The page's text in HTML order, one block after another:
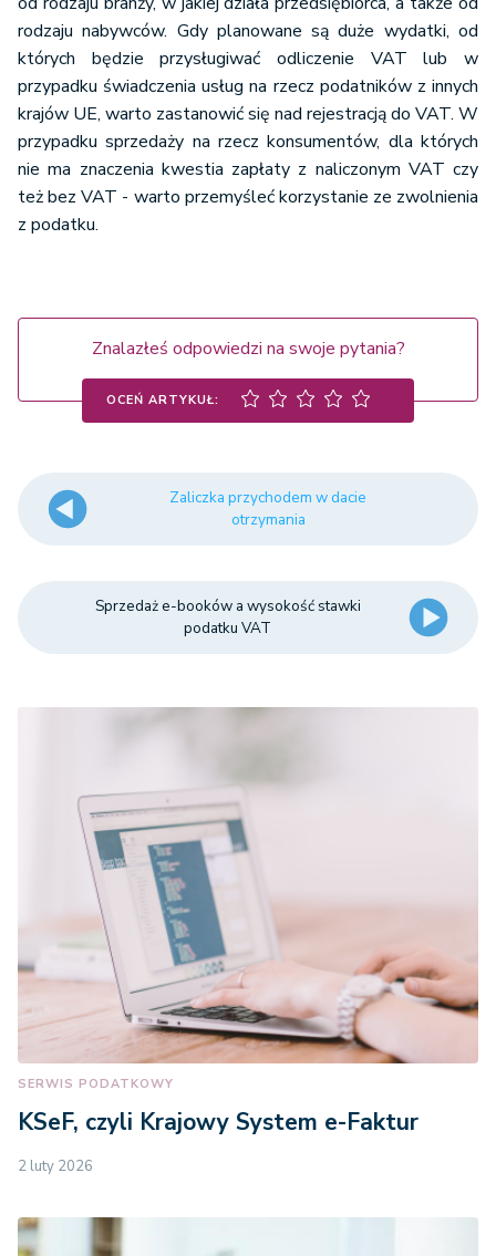
rodzaju nabywców. Gdy planowane są duże wydatki, od
których będzie przysługiwać odliczenie VAT lub w
przypadku świadczenia usług na rzecz podatników z innych
krajów UE, warto zastanowić się nad rejestracją do VAT. W
przypadku sprzedaży na rzecz konsumentów, dla których
nie ma znaczenia kwestia zapłaty z naliczonym VAT czy
też bez VAT - warto przemyśleć korzystanie ze zwolnienia
z podatku.
Znalazłeś odpowiedzi na swoje pytania?
OCEŃ ARTYKUŁ:
Zaliczka przychodem w dacie
otrzymania
Sprzedaż e-booków a wysokość stawki
podatku VAT
SERWIS PODATKOWY
KSeF, czyli Krajowy System e-Faktur
2 luty 2026